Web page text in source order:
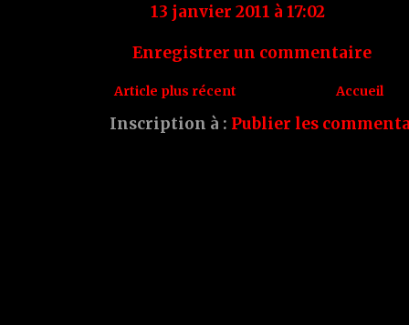
13 janvier 2011 à 17:02
Enregistrer un commentaire
Article plus récent Accueil
Inscription à : Publier les